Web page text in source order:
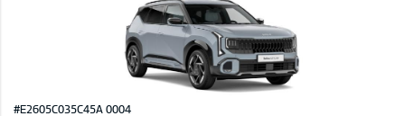
#E2605C035C45A 0004